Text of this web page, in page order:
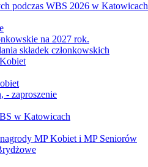
podczas WBS 2026 w Katowicach
na 2027 rok.
składek członkowskich
- zaproszenie
w Katowicach
MP Kobiet i MP Seniorów